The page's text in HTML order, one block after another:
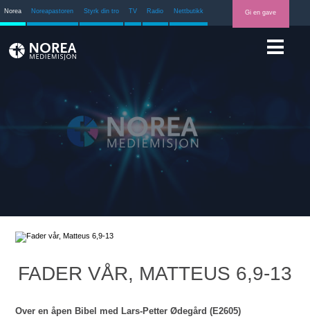
Norea Noreapastoren Styrk din tro TV Radio Nettbutikk Gi en gave
FADER VÅR, MATTEUS 6,9-13
Over en åpen Bibel med Lars-Petter Ødegård (E2605)